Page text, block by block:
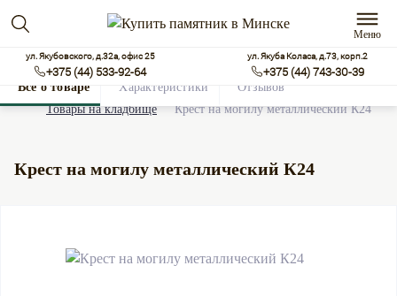
Меню
ул. Якубовского, д.32а, офис 25
+375 (44) 533-92-64
ул. Якуба Коласа, д.73, корп.2
+375 (44) 743-30-39
Товары на кладбище Крест на могилу металлический К24
Крест на могилу металлический К24
Все о товаре Характеристики Отзывов